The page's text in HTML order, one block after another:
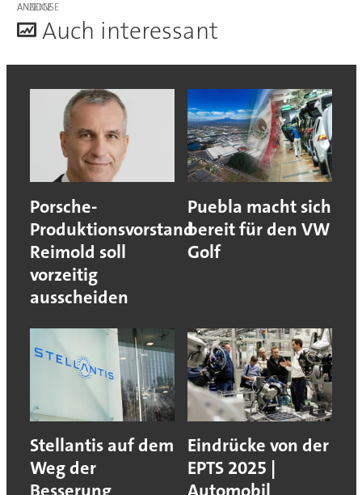
ANZEIGE
Auch interessant
Porsche-
Produktionsvorstand
Reimold soll
vorzeitig
ausscheiden
Puebla macht sich
bereit für den VW
Golf
Stellantis auf dem
Weg der
Eindrücke von der
EPTS 2025 |